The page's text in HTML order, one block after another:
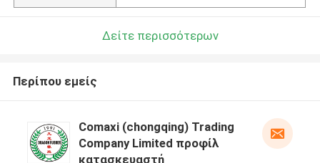
Δείτε περισσότερων
Περίπου εμείς
Comaxi (chongqing) Trading
Company Limited προφίλ
κατασκευαστή